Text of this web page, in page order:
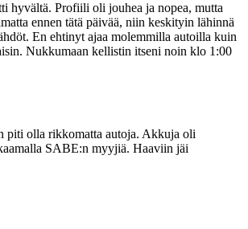
hyvältä. Profiili oli jouhea ja nopea, mutta
ennen tätä päivää, niin keskityin lähinnä
En ehtinyt ajaa molemmilla autoilla kuin
Nukkumaan kellistin itseni noin klo 1:00
piti olla rikkomatta autoja. Akkuja oli
SABE:n myyjiä. Haaviin jäi